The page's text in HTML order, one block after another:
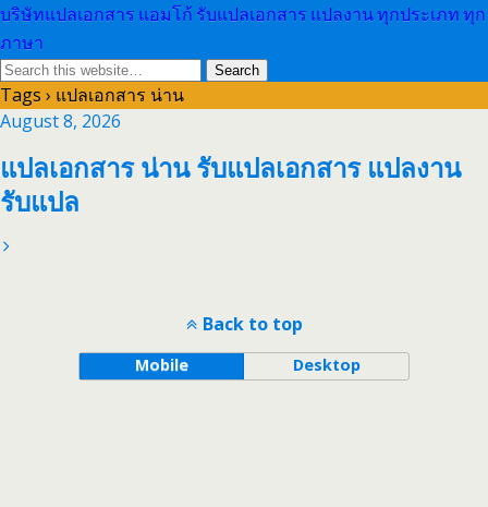
บริษัทแปลเอกสาร แอมโก้ รับแปลเอกสาร แปลงาน ทุกประเภท ทุก
ภาษา
Tags › แปลเอกสาร น่าน
August 8, 2026
แปลเอกสาร น่าน รับแปลเอกสาร แปลงาน
รับแปล
Back to top
Mobile Desktop